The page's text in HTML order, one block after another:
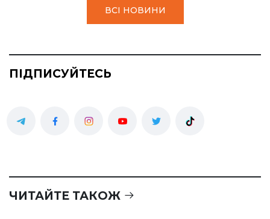
ВСІ НОВИНИ
ПІДПИСУЙТЕСЬ
ЧИТАЙТЕ ТАКОЖ